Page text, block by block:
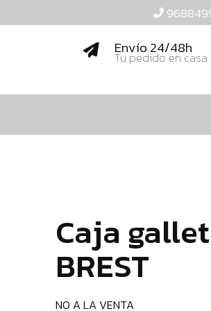
Envío 24/48h
Tu pedido en casa
Caja
BREST
NO A LA VENTA